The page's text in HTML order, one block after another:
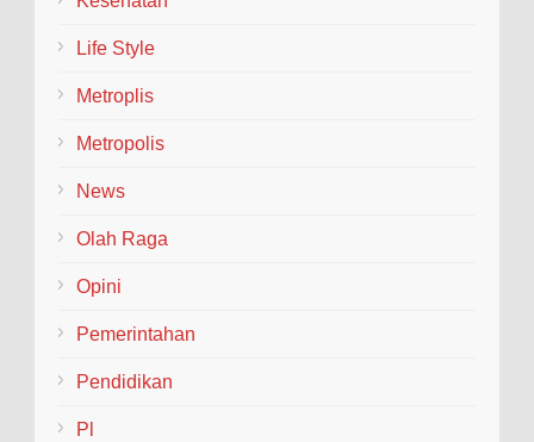
Life Style
Metroplis
Metropolis
News
Olah Raga
Opini
Pemerintahan
Pendidikan
Pl